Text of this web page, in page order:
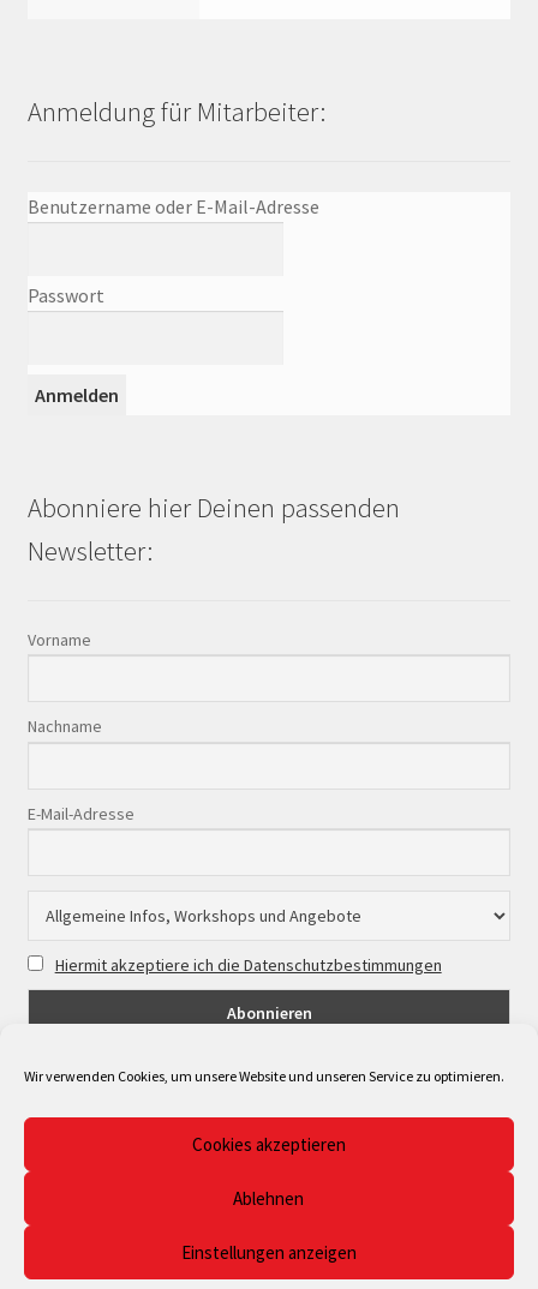
Wir verwenden Cookies, um unsere Website und unseren Service zu optimieren.
Cookies akzeptieren
Ablehnen
Einstellungen anzeigen
Anmeldung für Mitarbeiter:
Benutzername oder E-Mail-Adresse
Passwort
Abonniere hier Deinen passenden
Newsletter:
Vorname
Nachname
E-Mail-Adresse
Hiermit akzeptiere ich die Datenschutzbestimmungen
© Musicpoint Bonn/Rhein-Sieg 2026
Erstellt mit WooCommerce